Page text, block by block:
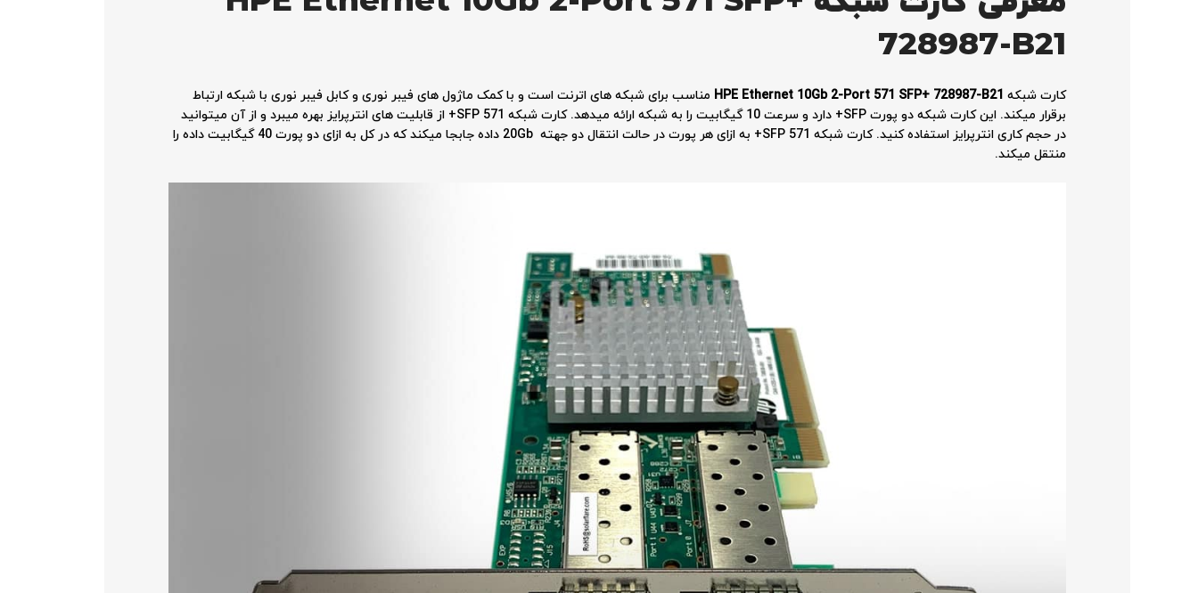
728987-B21
کارت شبکه HPE Ethernet 10Gb 2-Port 571 SFP+ 728987-B21 مناسب برای شبکه های اترنت است و با کمک ماژول های فیبر نوری و کابل فیبر نوری با شبکه ارتباط
برقرار میکند. این کارت شبکه دو پورت SFP+ دارد و سرعت 10 گیگابیت را به شبکه ارائه میدهد. کارت شبکه 571 SFP+ از قابلیت های انترپرایز بهره میبرد و از آن میتوانید
در حجم کاری انترپرایز استفاده کنید. کارت شبکه 571 SFP+ به ازای هر پورت در حالت انتقال دو جهته 20Gb داده جابجا میکند که در کل به ازای دو پورت 40 گیگابیت داده را
منتقل میکند.